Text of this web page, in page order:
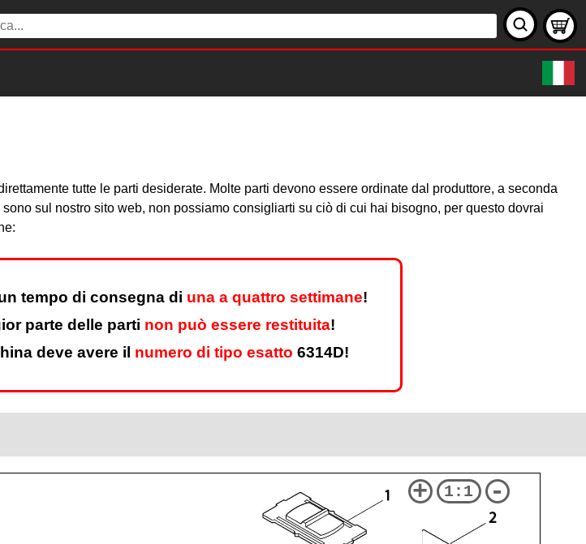
tutte le parti desiderate. Molte parti devono essere ordinate dal produttore, a seconda
sul nostro sito web, non possiamo consigliarti su ciò di cui hai bisogno, per questo dovrai
tempo di consegna di una a quattro settimane!
parte delle parti non può essere restituita!
deve avere il numero di tipo esatto 6314D!
+ 1:1 -